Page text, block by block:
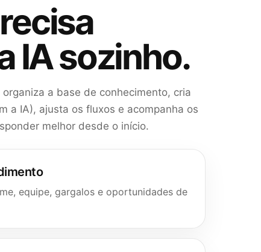
IA sozinho.
a base de conhecimento, cria
a IA), ajusta os fluxos e acompanha os
melhor desde o início.
equipe, gargalos e oportunidades de